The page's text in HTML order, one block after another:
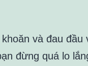
và đau đầu
đừng quá lo